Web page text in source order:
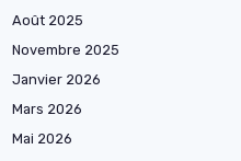
Août 2025
Novembre 2025
Janvier 2026
Mars 2026
Mai 2026